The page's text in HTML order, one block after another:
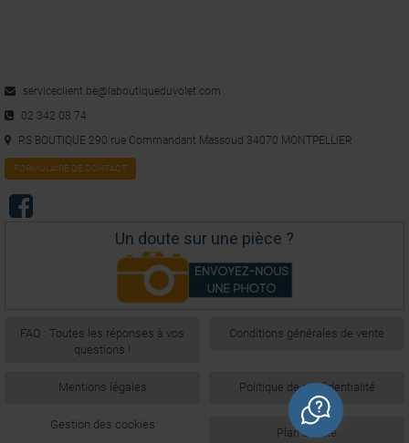
serviceclient.be@laboutiqueduvolet.com
02 342 08 74
RS BOUTIQUE 290 rue Commandant Massoud 34070 MONTPELLIER
FORMULAIRE DE CONTACT
Un doute sur une pièce ?
FAQ : Toutes les réponses à vos
questions !
Conditions générales de vente
Mentions légales Politique de confidentialité
Gestion des cookies
Plan du site